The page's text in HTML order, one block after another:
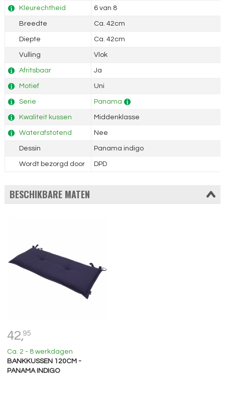
Kleurechtheid 6 van 8
Breedte Ca. 42cm
Diepte Ca. 42cm
Vulling Vlok
Afritsbaar Ja
Motief Uni
Serie Panama
Kwaliteit kussen Middenklasse
Waterafstotend Nee
Dessin Panama indigo
Wordt bezorgd door DPD
BESCHIKBARE MATEN
42,95
Ca. 2 - 8 werkdagen
BANKKUSSEN 120CM -
PANAMA INDIGO